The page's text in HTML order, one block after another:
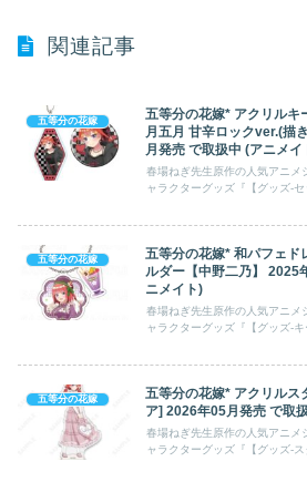
関連記事
五等分の花嫁
五等分の花嫁* アクリル
月五月 甘辛ロックver.(描
月発売 で取扱中 (アニメイ
春場ねぎ先生原作の人気アニメ
ャラクターグッズ『【グッズ-
五等分の花嫁
五等分の花嫁* 和パフェド
ルダー【中野二乃】 2025
ニメイト)
春場ねぎ先生原作の人気アニメ
ャラクターグッズ『【グッズ-
五等分の花嫁
五等分の花嫁* アクリルス
ア] 2026年05月発売 で取
春場ねぎ先生原作の人気アニメ
ャラクターグッズ『【グッズ-